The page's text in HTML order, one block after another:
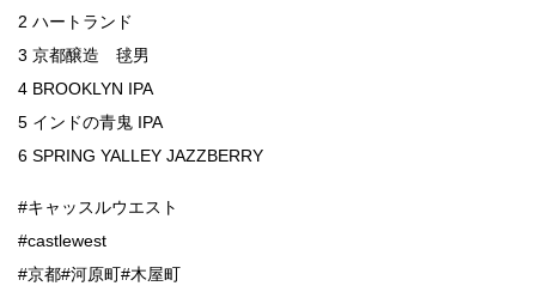
2 ハートランド
3 京都醸造 毬男
4 BROOKLYN IPA
5 インドの青鬼 IPA
6 SPRING YALLEY JAZZBERRY
#キャッスルウエスト
#castlewest
#京都#河原町#木屋町